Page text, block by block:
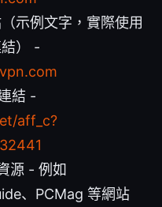
示例文字，實際使用
） -
結 -
aff_c?
源 - 例如
、PCMag 等網站